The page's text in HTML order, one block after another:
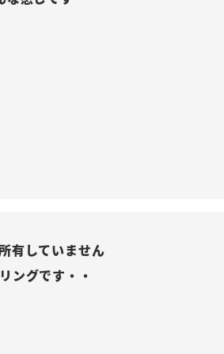
有していません